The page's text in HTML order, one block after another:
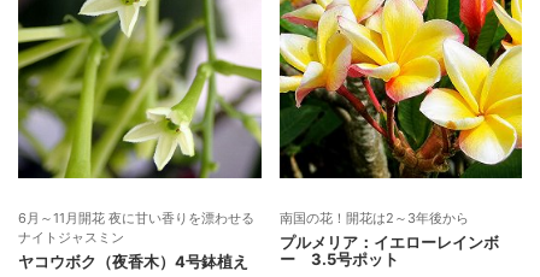
6月～11月開花 夜に甘い香りを漂わせる
ナイトジャスミン
ヤコウボク（夜香木）4号鉢植え
南国の花！開花は2～3年後から
プルメリア：イエローレインボ
ー 3.5号ポット